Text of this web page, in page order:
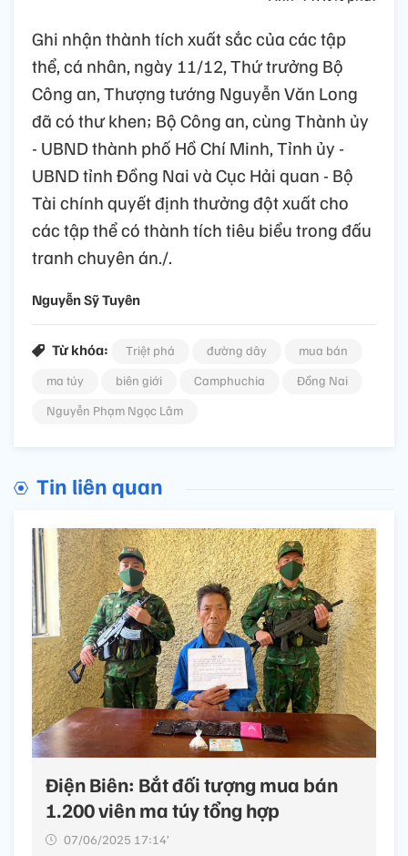
Ghi nhận thành tích xuất sắc của các tập
thể, cá nhân, ngày 11/12, Thứ trưởng Bộ
Công an, Thượng tướng Nguyễn Văn Long
đã có thư khen; Bộ Công an, cùng Thành ủy
- UBND thành phố Hồ Chí Minh, Tỉnh ủy -
UBND tỉnh Đồng Nai và Cục Hải quan - Bộ
Tài chính quyết định thưởng đột xuất cho
các tập thể có thành tích tiêu biểu trong đấu
tranh chuyên án./.
Nguyễn Sỹ Tuyên
Từ khóa: Triệt phá đường dây
mua bán
ma túy
biên giới Camphuchia
Đồng Nai
Nguyễn Phạm Ngọc Lâm
Tin liên quan
Điện Biên: Bắt đối tượng mua bán
1.200 viên ma túy tổng hợp
07/06/2025 17:14’